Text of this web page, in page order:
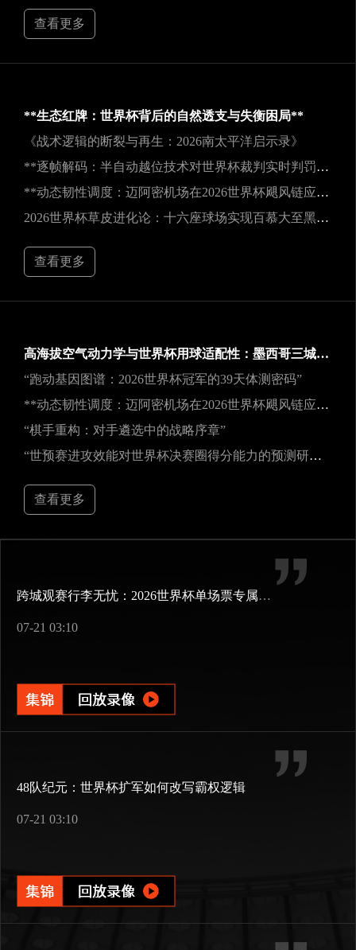
查看更多
**生态红牌：世界杯背后的自然透支与失衡困局**
《战术逻辑的断裂与再生：2026南太平洋启示录》
**逐帧解码：半自动越位技术对世界杯裁判实时判罚决策的重塑**
**动态韧性调度：迈阿密机场在2026世界杯飓风链应急中的中枢重构**
2026世界杯草皮进化论：十六座球场实现百慕大至黑麦草的生态跃迁
查看更多
高海拔空气动力学与世界杯用球适配性：墨西哥三城实地验证研究
“跑动基因图谱：2026世界杯冠军的39天体测密码”
**动态韧性调度：迈阿密机场在2026世界杯飓风链应急中的中枢重构**
“棋手重构：对手遴选中的战略序章”
“世预赛进攻效能对世界杯决赛圈得分能力的预测研究——以2026年美加墨世界杯为例”
查看更多
跨城观赛行李无忧：2026世界杯单场票专属行李“门到门”跨城速达方案
07-21 03:10
48队纪元：世界杯扩军如何改写霸权逻辑
07-21 03:10